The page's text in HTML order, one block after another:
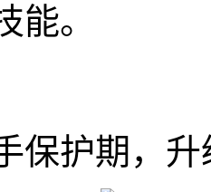
能。
保护期，